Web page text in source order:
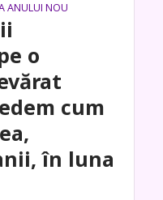
ANULUI NOU
o
cum
în luna